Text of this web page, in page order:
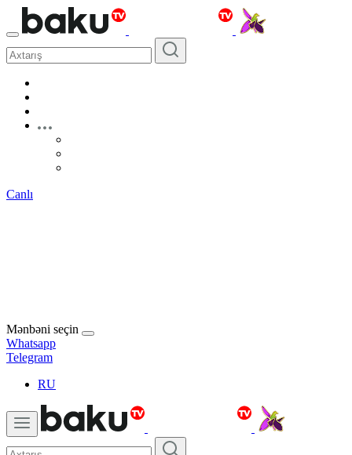
Canlı
Mənbəni seçin
Whatsapp
Telegram
RU